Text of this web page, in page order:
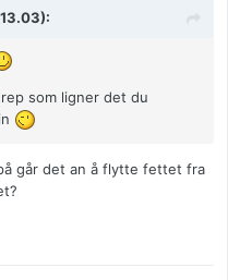
som ligner det du
går det an å flytte fettet fra